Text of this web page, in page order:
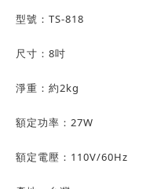
型號：TS-818
尺寸：8吋
淨重：約2kg
額定功率：27W
額定電壓：110V/60Hz